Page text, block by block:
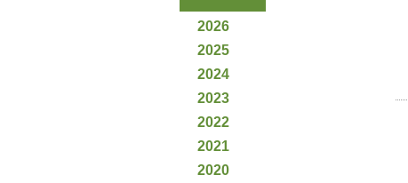
2026
2025
2024
2023
2022
2021
2020